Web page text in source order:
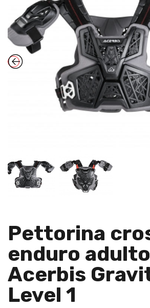
Pettorina
enduro adulto
Acerbis
Level 1